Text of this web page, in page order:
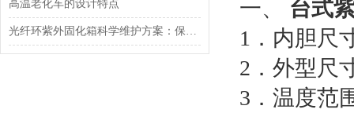
高温老化车的设计特点
光纤环紫外固化箱科学维护方案：保障设备精度与使用寿命
一、 台式
1．内胆尺
2．外型尺
3．温度范